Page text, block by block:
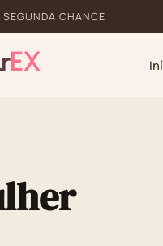
CHANCE